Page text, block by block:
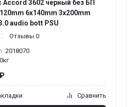
Accord 3602 черный без БП
6x140mm 3x200mm
audio bott PSU
Отзывы 0
2018070
Сравнить